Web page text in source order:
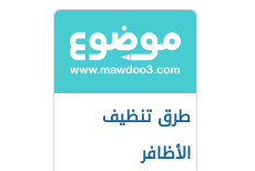
طرق تنظيف
الأظافر